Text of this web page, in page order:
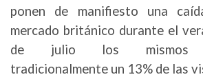
ponen de manifiesto una
mercado británico durante el
de julio los mismos
tradicionalmente un 13% de las